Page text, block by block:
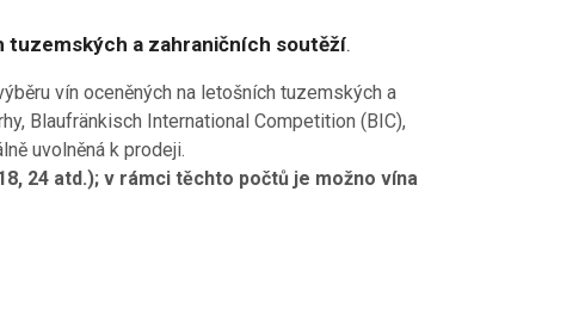
tuzemských a zahraničních soutěží.
vín oceněných na letošních tuzemských a
Blaufränkisch International Competition (BIC),
uvolněná k prodeji.
24 atd.); v rámci těchto počtů je možno vína